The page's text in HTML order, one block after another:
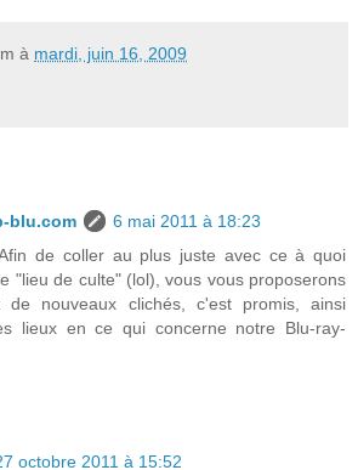
à mardi, juin 16, 2009
blu.com
6 mai 2011 à 18:23
de coller au plus juste avec ce à quoi
"lieu de culte" (lol), vous vous proposerons
de nouveaux clichés, c'est promis, ainsi
lieux en ce qui concerne notre Blu-ray-
octobre 2011 à 15:52